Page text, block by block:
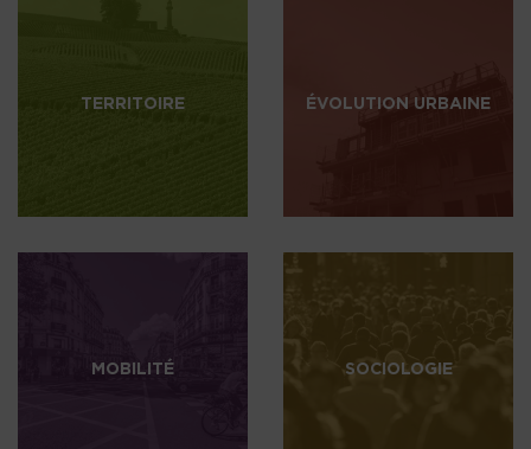
TERRITOIRE ÉVOLUTION URBAINE
MOBILITÉ SOCIOLOGIE